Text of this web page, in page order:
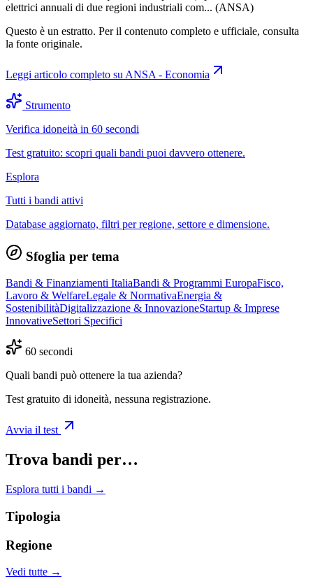
elettrici annuali di due regioni industriali com... (ANSA)
Questo è un estratto. Per il contenuto completo e ufficiale, consulta
la fonte originale.
Leggi articolo completo su ANSA - Economia
Strumento
Verifica idoneità in 60 secondi
Test gratuito: scopri quali bandi puoi davvero ottenere.
Esplora
Tutti i bandi attivi
Database aggiornato, filtri per regione, settore e dimensione.
Sfoglia per tema
Bandi & Finanziamenti ItaliaBandi & Programmi EuropaFisco,
Lavoro & WelfareLegale & NormativaEnergia &
SostenibilitàDigitalizzazione & InnovazioneStartup & Imprese
InnovativeSettori Specifici
60 secondi
Quali bandi può ottenere la tua azienda?
Test gratuito di idoneità, nessuna registrazione.
Avvia il test
Trova bandi per…
Esplora tutti i bandi →
Tipologia
Regione
Vedi tutte →